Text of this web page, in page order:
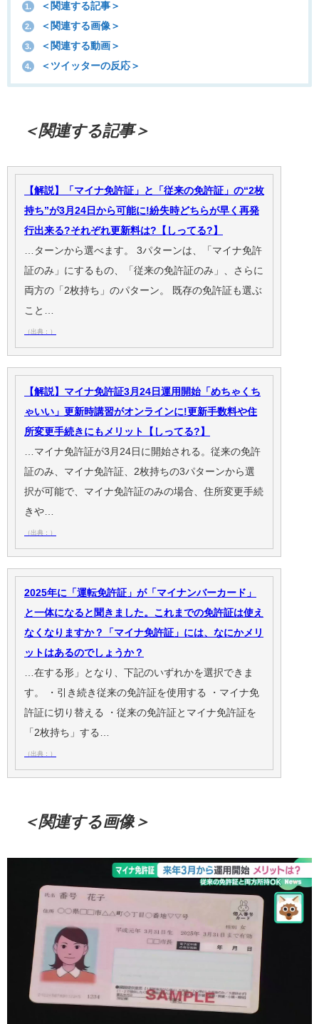
1. ＜関連する記事＞
2. ＜関連する画像＞
3. ＜関連する動画＞
4. ＜ツイッターの反応＞
＜関連する記事＞
【解説】「マイナ免許証」と「従来の免許証」の“2枚
持ち”が3月24日から可能に!紛失時どちらが早く再発
行出来る?それぞれ更新料は?【しってる?】
…ターンから選べます。 3パターンは、「マイナ免許
証のみ」にするもの、「従来の免許証のみ」、さらに
両方の「2枚持ち」のパターン。 既存の免許証も選ぶ
こと…
（出典：）
【解説】マイナ免許証3月24日運用開始「めちゃくち
ゃいい」更新時講習がオンラインに!更新手数料や住
所変更手続きにもメリット【しってる?】
…マイナ免許証が3月24日に開始される。従来の免許
証のみ、マイナ免許証、2枚持ちの3パターンから選
択が可能で、マイナ免許証のみの場合、住所変更手続
きや…
（出典：）
2025年に「運転免許証」が「マイナンバーカード」
と一体になると聞きました。これまでの免許証は使え
なくなりますか？「マイナ免許証」には、なにかメリ
ットはあるのでしょうか？
…在する形」となり、下記のいずれかを選択できま
す。 ・引き続き従来の免許証を使用する ・マイナ免
許証に切り替える ・従来の免許証とマイナ免許証を
「2枚持ち」する…
（出典：）
＜関連する画像＞